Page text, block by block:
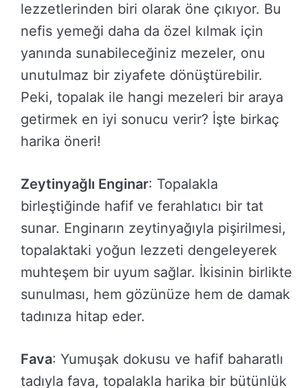
lezzetlerinden biri olarak öne çıkıyor. Bu
nefis yemeği daha da özel kılmak için
yanında sunabileceğiniz mezeler, onu
unutulmaz bir ziyafete dönüştürebilir.
Peki, topalak ile hangi mezeleri bir araya
getirmek en iyi sonucu verir? İşte birkaç
harika öneri!
Zeytinyağlı Enginar: Topalakla
birleştiğinde hafif ve ferahlatıcı bir tat
sunar. Enginarın zeytinyağıyla pişirilmesi,
topalaktaki yoğun lezzeti dengeleyerek
muhteşem bir uyum sağlar. İkisinin birlikte
sunulması, hem gözünüze hem de damak
tadınıza hitap eder.
Fava: Yumuşak dokusu ve hafif baharatlı
tadıyla fava, topalakla harika bir bütünlük